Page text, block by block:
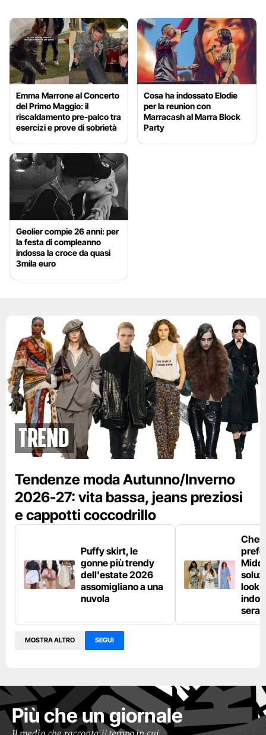
Emma Marrone al Concerto
del Primo Maggio: il
riscaldamento pre-palco tra
esercizi e prove di sobrietà
Cosa ha indossato Elodie
per la reunion con
Marracash al Marra Block
Party
Geolier compie 26 anni: per
la festa di compleanno
indossa la croce da quasi
3mila euro
Trend
Tendenze moda Autunno/Inverno
2026-27: vita bassa, jeans preziosi
e cappotti coccodrillo
Puffy skirt, le
gonne più trendy
dell'estate 2026
assomigliano a una
nuvola
look
sera
MOSTRA ALTRO SEGUI
Più che un giornale